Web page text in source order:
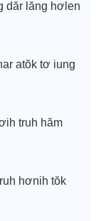
dăr lăng hơlen
atŏk tơ iung
truh hăm
hơnih tŏk